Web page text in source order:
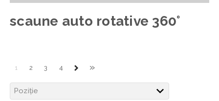
scaune auto rotative 360°
1 2 3 4 »